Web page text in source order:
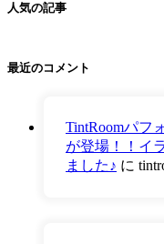
人気の記事
最近のコメント
TintRoomパフ
が登場！！イ
ました♪ に